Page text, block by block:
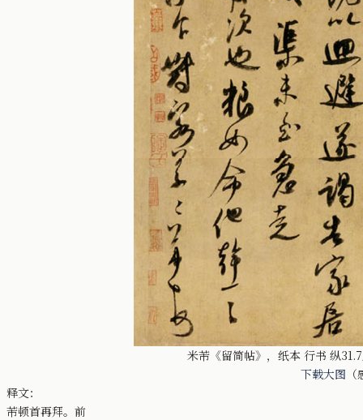
米芾《留简帖》，纸本 行书 纵
下载大图
释文：
芾顿首再拜。前